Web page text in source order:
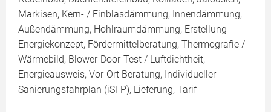
Markisen, Kern- / Einblasdämmung, Innendämmung,
Außendämmung, Hohlraumdämmung, Erstellung
Energiekonzept, Fördermittelberatung, Thermografie /
Wärmebild, Blower-Door-Test / Luftdichtheit,
Energieausweis, Vor-Ort Beratung, Individueller
Sanierungsfahrplan (iSFP), Lieferung, Tarif